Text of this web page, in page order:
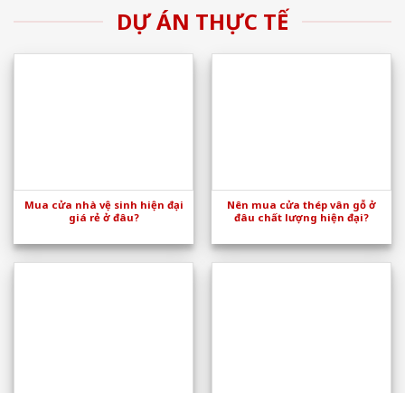
DỰ ÁN THỰC TẾ
Mua cửa nhà vệ sinh hiện đại
giá rẻ ở đâu?
Nên mua cửa thép vân gỗ ở
đâu chất lượng hiện đại?